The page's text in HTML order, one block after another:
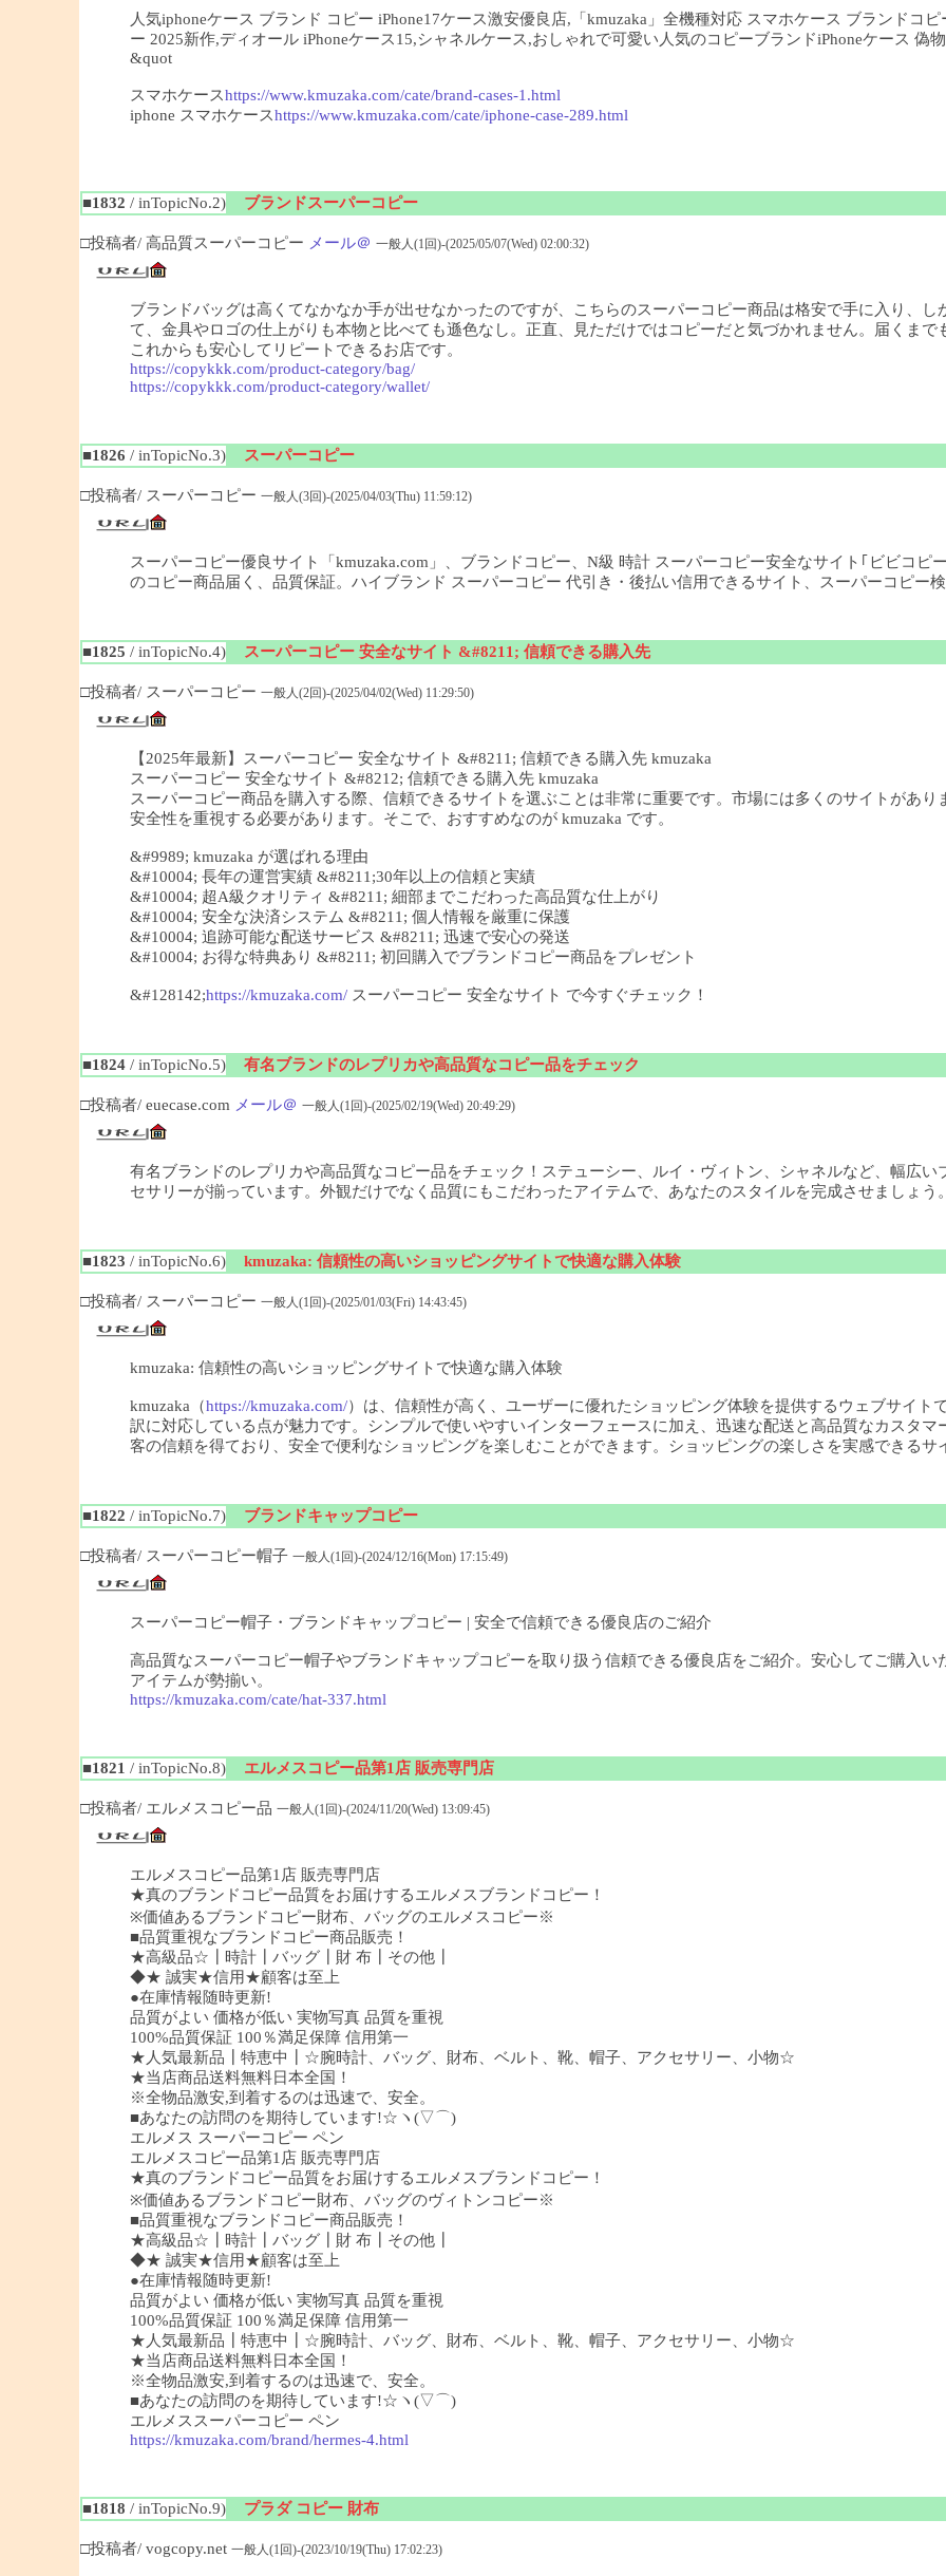
人気iphoneケース ブランド コピー iPhone17ケース激安優良店,「kmuzaka」全機種対応 スマホケース ブランドコ
ー 2025新作,ディオール iPhoneケース15,シャネルケース,おしゃれで可愛い人気のコピーブランドiPhoneケース 偽
&quot
スマホケースhttps://www.kmuzaka.com/cate/brand-cases-1.html
iphone スマホケースhttps://www.kmuzaka.com/cate/iphone-case-289.html
■1832 / inTopicNo.2)
ブランドスーパーコピー
□投稿者/ 高品質スーパーコピー メール＠ 一般人(1回)-(2025/05/07(Wed) 02:00:32)
ブランドバッグは高くてなかなか手が出せなかったのですが、こちらのスーパーコピー商品は格安で手に入り、
て、金具やロゴの仕上がりも本物と比べても遜色なし。正直、見ただけではコピーだと気づかれません。届くまで
これからも安心してリピートできるお店です。
https://copykkk.com/product-category/bag/
https://copykkk.com/product-category/wallet/
■1826 / inTopicNo.3)
スーパーコピー
□投稿者/ スーパーコピー 一般人(3回)-(2025/04/03(Thu) 11:59:12)
スーパーコピー優良サイト「kmuzaka.com」、ブランドコピー、N級 時計 スーパーコピー安全なサイト｢ビビコピ
のコピー商品届く、品質保証。ハイブランド スーパーコピー 代引き・後払い信用できるサイト、スーパーコピー
■1825 / inTopicNo.4)
スーパーコピー 安全なサイト &#8211; 信頼できる購入先
□投稿者/ スーパーコピー 一般人(2回)-(2025/04/02(Wed) 11:29:50)
【2025年最新】スーパーコピー 安全なサイト &#8211; 信頼できる購入先 kmuzaka
スーパーコピー 安全なサイト &#8212; 信頼できる購入先 kmuzaka
スーパーコピー商品を購入する際、信頼できるサイトを選ぶことは非常に重要です。市場には多くのサイトがあり
安全性を重視する必要があります。そこで、おすすめなのが kmuzaka です。
&#9989; kmuzaka が選ばれる理由
&#10004; 長年の運営実績 &#8211;30年以上の信頼と実績
&#10004; 超A級クオリティ &#8211; 細部までこだわった高品質な仕上がり
&#10004; 安全な決済システム &#8211; 個人情報を厳重に保護
&#10004; 追跡可能な配送サービス &#8211; 迅速で安心の発送
&#10004; お得な特典あり &#8211; 初回購入でブランドコピー商品をプレゼント
&#128142;https://kmuzaka.com/スーパーコピー 安全なサイト で今すぐチェック！
■1824/ inTopicNo.5)
有名ブランドのレプリカや高品質なコピー品をチェック
□投稿者/ euecase.com メール＠ 一般人(1回)-(2025/02/19(Wed) 20:49:29)
有名ブランドのレプリカや高品質なコピー品をチェック！ステューシー、ルイ・ヴィトン、シャネルなど、幅広
セサリーが揃っています。外観だけでなく品質にもこだわったアイテムで、あなたのスタイルを完成させましょう
■1823 / inTopicNo.6)
kmuzaka: 信頼性の高いショッピングサイトで快適な購入体験
□投稿者/ スーパーコピー 一般人(1回)-(2025/01/03(Fri) 14:43:45)
kmuzaka: 信頼性の高いショッピングサイトで快適な購入体験
kmuzaka（https://kmuzaka.com/）は、信頼性が高く、ユーザーに優れたショッピング体験を提供するウェブサイト
訳に対応している点が魅力です。シンプルで使いやすいインターフェースに加え、迅速な配送と高品質なカスタ
客の信頼を得ており、安全で便利なショッピングを楽しむことができます。ショッピングの楽しさを実感できるサ
■1822 / inTopicNo.7)
ブランドキャップコピー
□投稿者/ スーパーコピー帽子 一般人(1回)-(2024/12/16(Mon) 17:15:49)
スーパーコピー帽子・ブランドキャップコピー | 安全で信頼できる優良店のご紹介
高品質なスーパーコピー帽子やブランドキャップコピーを取り扱う信頼できる優良店をご紹介。安心してご購入
アイテムが勢揃い。
https://kmuzaka.com/cate/hat-337.html
■1821 / inTopicNo.8)
エルメスコピー品第1店 販売専門店
□投稿者/ エルメスコピー品 一般人(1回)-(2024/11/20(Wed) 13:09:45)
エルメスコピー品第1店 販売専門店
★真のブランドコピー品質をお届けするエルメスブランドコピー！
※価値あるブランドコピー財布、バッグのエルメスコピー※
■品質重視なブランドコピー商品販売！
★高級品☆┃時計┃バッグ┃財 布┃その他┃
◆★ 誠実★信用★顧客は至上
●在庫情報随時更新!
品質がよい 価格が低い 実物写真 品質を重視
100%品質保証 100％満足保障 信用第一
★人気最新品┃特恵中┃☆腕時計、バッグ、財布、ベルト、靴、帽子、アクセサリー、小物☆
★当店商品送料無料日本全国！
※全物品激安,到着するのは迅速で、安全。
■あなたの訪問のを期待しています!☆ヽ(▽⌒)
エルメス スーパーコピー ペン
エルメスコピー品第1店 販売専門店
★真のブランドコピー品質をお届けするエルメスブランドコピー！
※価値あるブランドコピー財布、バッグのヴィトンコピー※
■品質重視なブランドコピー商品販売！
★高級品☆┃時計┃バッグ┃財 布┃その他┃
◆★ 誠実★信用★顧客は至上
●在庫情報随時更新!
品質がよい 価格が低い 実物写真 品質を重視
100%品質保証 100％満足保障 信用第一
★人気最新品┃特恵中┃☆腕時計、バッグ、財布、ベルト、靴、帽子、アクセサリー、小物☆
★当店商品送料無料日本全国！
※全物品激安,到着するのは迅速で、安全。
■あなたの訪問のを期待しています!☆ヽ(▽⌒)
エルメススーパーコピー ペン
https://kmuzaka.com/brand/hermes-4.html
■1818 / inTopicNo.9)
プラダ コピー 財布
□投稿者/ vogcopy.net 一般人(1回)-(2023/10/19(Thu) 17:02:23)